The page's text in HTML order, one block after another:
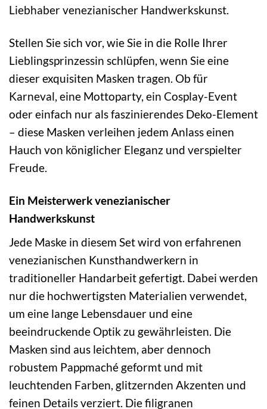
Liebhaber venezianischer Handwerkskunst.
Stellen Sie sich vor, wie Sie in die Rolle Ihrer
Lieblingsprinzessin schlüpfen, wenn Sie eine
dieser exquisiten Masken tragen. Ob für
Karneval, eine Mottoparty, ein Cosplay-Event
oder einfach nur als faszinierendes Deko-Element
– diese Masken verleihen jedem Anlass einen
Hauch von königlicher Eleganz und verspielter
Freude.
Ein Meisterwerk venezianischer
Handwerkskunst
Jede Maske in diesem Set wird von erfahrenen
venezianischen Kunsthandwerkern in
traditioneller Handarbeit gefertigt. Dabei werden
nur die hochwertigsten Materialien verwendet,
um eine lange Lebensdauer und eine
beeindruckende Optik zu gewährleisten. Die
Masken sind aus leichtem, aber dennoch
robustem Pappmaché geformt und mit
leuchtenden Farben, glitzernden Akzenten und
feinen Details verziert. Die filigranen